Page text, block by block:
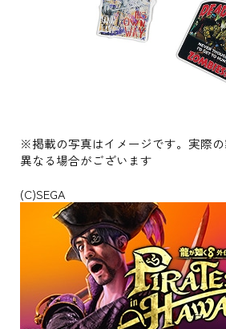
※掲載の写真はイメージです。実際
異なる場合がございます
(C)SEGA